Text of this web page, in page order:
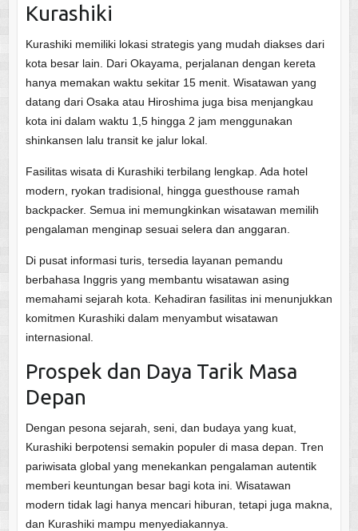
Kurashiki
Kurashiki memiliki lokasi strategis yang mudah diakses dari
kota besar lain. Dari Okayama, perjalanan dengan kereta
hanya memakan waktu sekitar 15 menit. Wisatawan yang
datang dari Osaka atau Hiroshima juga bisa menjangkau
kota ini dalam waktu 1,5 hingga 2 jam menggunakan
shinkansen lalu transit ke jalur lokal.
Fasilitas wisata di Kurashiki terbilang lengkap. Ada hotel
modern, ryokan tradisional, hingga guesthouse ramah
backpacker. Semua ini memungkinkan wisatawan memilih
pengalaman menginap sesuai selera dan anggaran.
Di pusat informasi turis, tersedia layanan pemandu
berbahasa Inggris yang membantu wisatawan asing
memahami sejarah kota. Kehadiran fasilitas ini menunjukkan
komitmen Kurashiki dalam menyambut wisatawan
internasional.
Prospek dan Daya Tarik Masa
Depan
Dengan pesona sejarah, seni, dan budaya yang kuat,
Kurashiki berpotensi semakin populer di masa depan. Tren
pariwisata global yang menekankan pengalaman autentik
memberi keuntungan besar bagi kota ini. Wisatawan
modern tidak lagi hanya mencari hiburan, tetapi juga makna,
dan Kurashiki mampu menyediakannya.